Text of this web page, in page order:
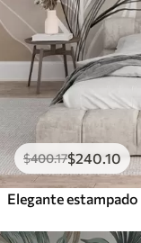
$400.17$240.10